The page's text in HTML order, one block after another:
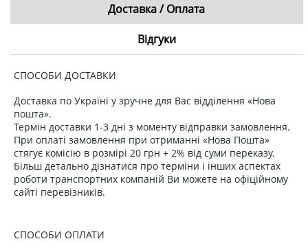
Доставка / Оплата
Відгуки
СПОСОБИ ДОСТАВКИ
Доставка по Україні у зручне для Вас відділення «Нова
пошта».
Термін доставки 1-3 дні з моменту відправки замовлення.
При оплаті замовлення при отриманні «Нова Пошта»
стягує комісію в розмірі 20 грн + 2% від суми переказу.
Більш детально дізнатися про терміни і інших аспектах
роботи транспортних компаній Ви можете на офіційному
сайті перевізників.
СПОСОБИ ОПЛАТИ